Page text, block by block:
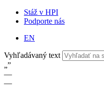
Stáž v HPI
Podporte nás
EN
Vyhľadávaný text
„”
—
—